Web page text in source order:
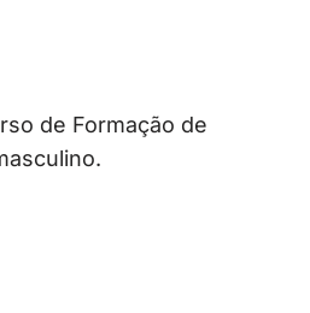
de Formação de